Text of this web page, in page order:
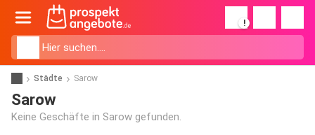
!
Städte Sarow
Sarow
Keine Geschäfte in Sarow gefunden.